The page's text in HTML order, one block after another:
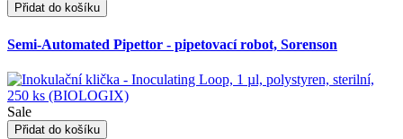
Přidat do košíku
Semi-Automated Pipettor - pipetovací robot, Sorenson
Sale
Přidat do košíku